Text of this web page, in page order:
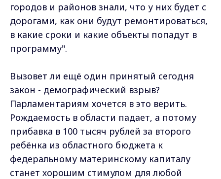
городов и районов знали, что у них будет с
дорогами, как они будут ремонтироваться,
в какие сроки и какие объекты попадут в
программу".
Вызовет ли ещё один принятый сегодня
закон - демографический взрыв?
Парламентариям хочется в это верить.
Рождаемость в области падает, а потому
прибавка в 100 тысяч рублей за второго
ребёнка из областного бюджета к
федеральному материнскому капиталу
станет хорошим стимулом для любой